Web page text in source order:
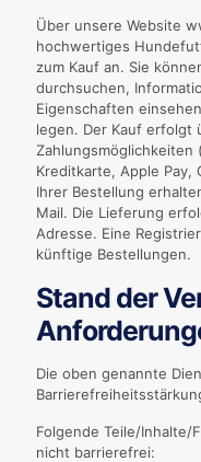
Über unsere Website
hochwertiges
zum Kauf an. Sie
durchsuchen,
Eigenschaften
legen. Der Kauf erfolgt
Zahlungsmöglichkeiten
Kreditkarte, Apple Pay,
Ihrer Bestellung
Mail. Die Lieferung
Adresse. Eine
künftige Bestellungen.
Stand der
Die oben genannte
Folgende Teile/Inhalte/
nicht barrierefrei: